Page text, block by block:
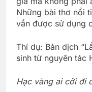
Những bài thơ nổi
vần được sử dụng
Thí dụ: Bản dịch
sinh từ nguyên tác
Hạc vàng ai cỡi đi